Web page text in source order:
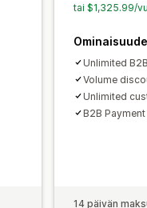
tai $1,325.99/
Unlimited
Volume
Unlimited
B2B
14 päivän